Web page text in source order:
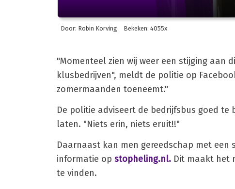
Door: Robin Korving Bekeken: 4055x
"Momenteel zien wij weer een stijging
klusbedrijven", meldt de politie op
zomermaanden toeneemt."
De politie adviseert de bedrijfsbus goed te
laten. "Niets erin, niets eruit!!"
Daarnaast kan men gereedschap met een
informatie op stopheling.nl. Dit maakt het
te vinden.